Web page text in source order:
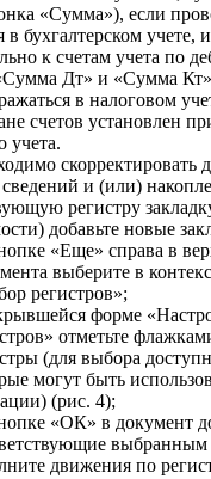
«Сумма»), если
в бухгалтерском
к счетам учета по
Дт» и «Сумма
в налоговом
счетов установлен
учета.
скорректировать
и (или)
регистру
добавьте новые
«Еще» справа в
выберите в
регистров»;
форме
отметьте
(для выбора
могут быть
(рис. 4);
«ОК» в документ
выбранным
движения по